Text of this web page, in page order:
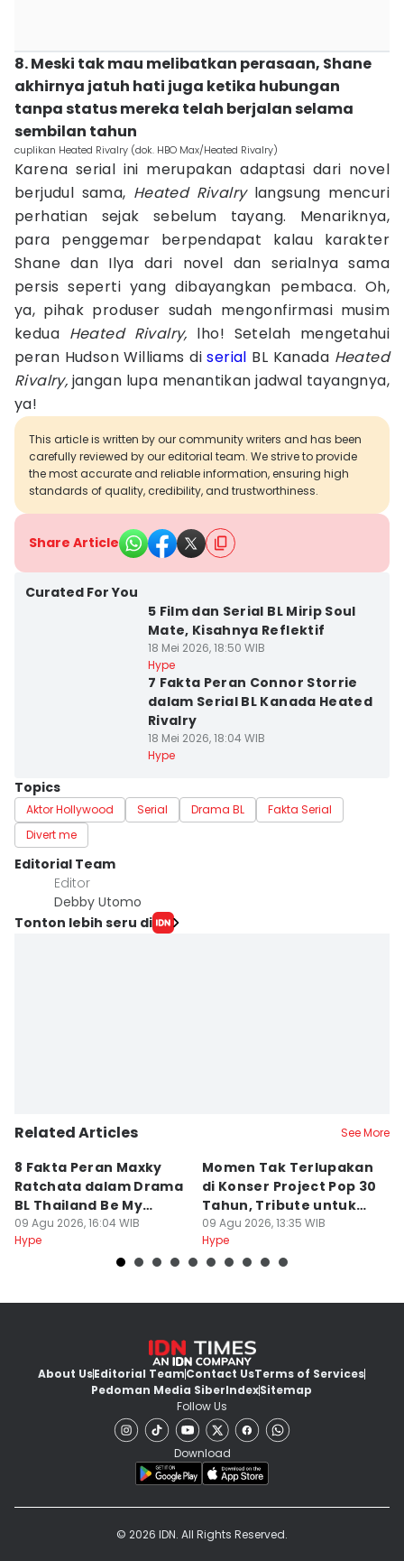
8. Meski tak mau melibatkan perasaan, Shane
akhirnya jatuh hati juga ketika hubungan
tanpa status mereka telah berjalan selama
sembilan tahun
cuplikan Heated Rivalry (dok. HBO Max/Heated Rivalry)
Karena serial ini merupakan adaptasi dari novel
berjudul sama, Heated Rivalry langsung mencuri
perhatian sejak sebelum tayang. Menariknya,
para penggemar berpendapat kalau karakter
Shane dan Ilya dari novel dan serialnya sama
persis seperti yang dibayangkan pembaca. Oh,
ya, pihak produser sudah mengonfirmasi musim
kedua Heated Rivalry, lho! Setelah mengetahui
peran Hudson Williams diserial BL Kanada Heated
Rivalry, jangan lupa menantikan jadwal tayangnya,
ya!
This article is written by our community writers and has been
carefully reviewed by our editorial team. We strive to provide
the most accurate and reliable information, ensuring high
standards of quality, credibility, and trustworthiness.
Share Article
Curated For You
5 Film dan Serial BL Mirip Soul
Mate, Kisahnya Reflektif
18 Mei 2026, 18:50 WIB
Hype
7 Fakta Peran Connor Storrie
dalam Serial BL Kanada Heated
Rivalry
18 Mei 2026, 18:04 WIB
Hype
Topics
Aktor Hollywood Serial Drama BL
Fakta Serial
Divert me
Editorial Team
Editor
Debby Utomo
Tonton lebih seru di
Related Articles See More
8 Fakta Peran Maxky
Ratchata dalam Drama
BL Thailand Be My
Player Two
09 Agu 2026, 16:04 WIB
Hype
Momen Tak Terlupakan
di Konser Project Pop 30
Tahun, Tribute untuk
Oon
09 Agu 2026, 13:35 WIB
Hype
About UsEditorial TeamContact UsTerms of Services
Pedoman Media SiberIndexSitemap
Follow Us
Download
© 2026 IDN. All Rights Reserved.